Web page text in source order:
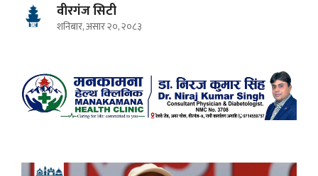
वीरगंज सिटी
शनिबार, असार २०, २०८३